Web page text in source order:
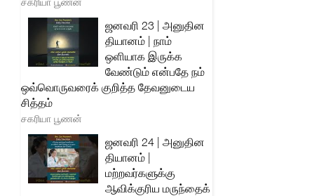
ஜனவரி 23 | அனுதின
தியானம் | நாம்
ஒளியாக இருக்க
வேண்டும் என்பதே நம்
ஒவ்வொருவரைக் குறித்த தேவனுடைய
சித்தம்
சகரியா பூணன்
ஜனவரி 24 | அனுதின
தியானம் |
மற்றவர்களுக்கு
ஆவிக்குரிய மருந்தைக்